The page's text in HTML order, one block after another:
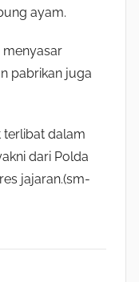
ayam.
menyasar
pabrikan juga
terlibat dalam
dari Polda
jajaran.(sm-